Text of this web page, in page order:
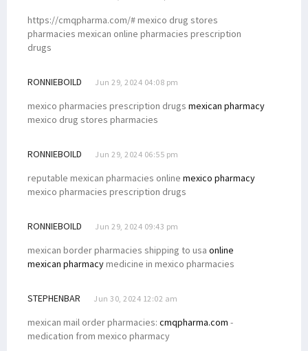
https://cmqpharma.com/# mexico drug stores
pharmacies mexican online pharmacies prescription
drugs
RONNIEBOILD Jun 29, 2024 04:08 pm
mexico pharmacies prescription drugs mexican pharmacy
mexico drug stores pharmacies
RONNIEBOILD Jun 29, 2024 06:55 pm
reputable mexican pharmacies online mexico pharmacy
mexico pharmacies prescription drugs
RONNIEBOILD Jun 29, 2024 09:43 pm
mexican border pharmacies shipping to usa online
mexican pharmacymedicine in mexico pharmacies
STEPHENBAR Jun 30, 2024 12:02 am
mexican mail order pharmacies: cmqpharma.com -
medication from mexico pharmacy